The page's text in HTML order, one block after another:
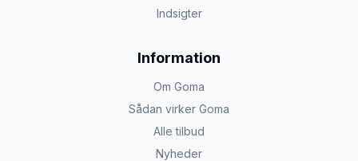
Indsigter
Information
Om Goma
Sådan virker Goma
Alle tilbud
Nyheder